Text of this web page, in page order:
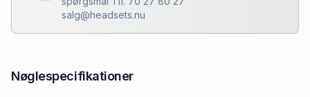
salg@headsets.nu
Nøglespecifikationer